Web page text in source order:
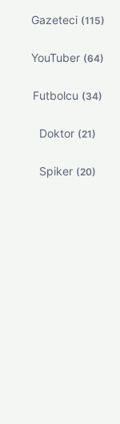
Gazeteci (115)
YouTuber (64)
Futbolcu (34)
Doktor (21)
Spiker (20)